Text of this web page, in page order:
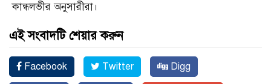
কান্ধলভীর অনুসারীরা।
এই সংবাদটি শেয়ার করুন
Facebook Twitter Digg